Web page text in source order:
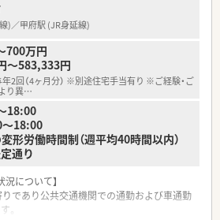
ています】
師として招いた疾患別勉強会を定期開催し
つ最先端の医学知識を継続的にアップデート
を会社が全額補助しており、日本薬剤師研修
定薬剤師取得を強力にバックアップする体制
レッシュできるよう、東京ベイコート倶楽部
の高級会員制リゾート施設を自由に利用で
中心に30店舗を展開しており、毎年複数の
いる非常に勢いのある地域密着型の成長企
)／甲府駅 (JR身延線)
700万円
～583,333円
2回（4ヶ月分） ※別途住宅手当有り ※ご経験・ご
り異…
18:00
18:00
形労働時間制（週平均40時間以内）
通り
況について】
であり公共交通機関での通勤および車通勤